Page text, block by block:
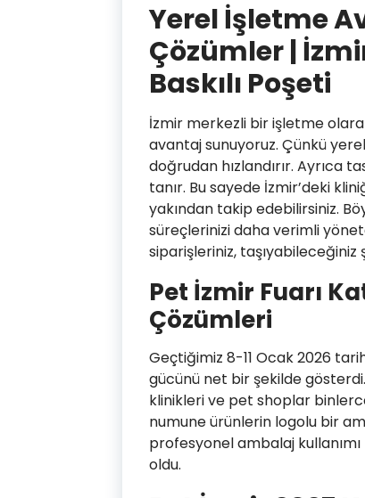
Yerel İşletme
Çözümler |
Baskılı Poşeti
İzmir merkezli bir işletme
avantaj sunuyoruz. Çünkü
doğrudan hızlandırır. Ayrıca
tanır. Bu sayede İzmir’deki
yakından takip edebilirsiniz.
süreçlerinizi daha verimli
siparişleriniz,
Pet İzmir Fuarı
Çözümleri
Geçtiğimiz 8-11 Ocak 2026
gücünü net bir şekilde
klinikleri ve pet shoplar
numune ürünlerin logolu bir
profesyonel ambalaj
oldu.